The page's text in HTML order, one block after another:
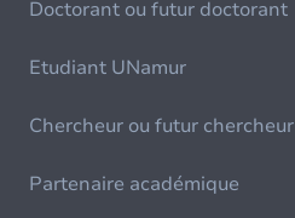
Doctorant ou futur doctorant
Etudiant UNamur
Chercheur ou futur chercheur
Partenaire académique